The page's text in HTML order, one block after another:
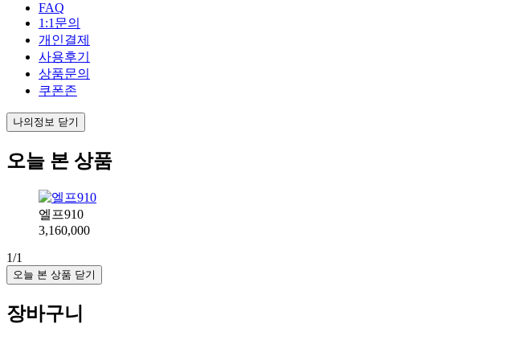
FAQ
1:1문의
개인결제
사용후기
상품문의
쿠폰존
나의정보 닫기
오늘 본 상품
엘프910
3,160,000
1/1
오늘 본 상품 닫기
장바구니